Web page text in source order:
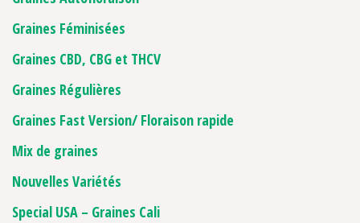
Graines Féminisées
Graines CBD, CBG et THCV
Graines Régulières
Graines Fast Version/ Floraison rapide
Mix de graines
Nouvelles Variétés
Special USA – Graines Cali